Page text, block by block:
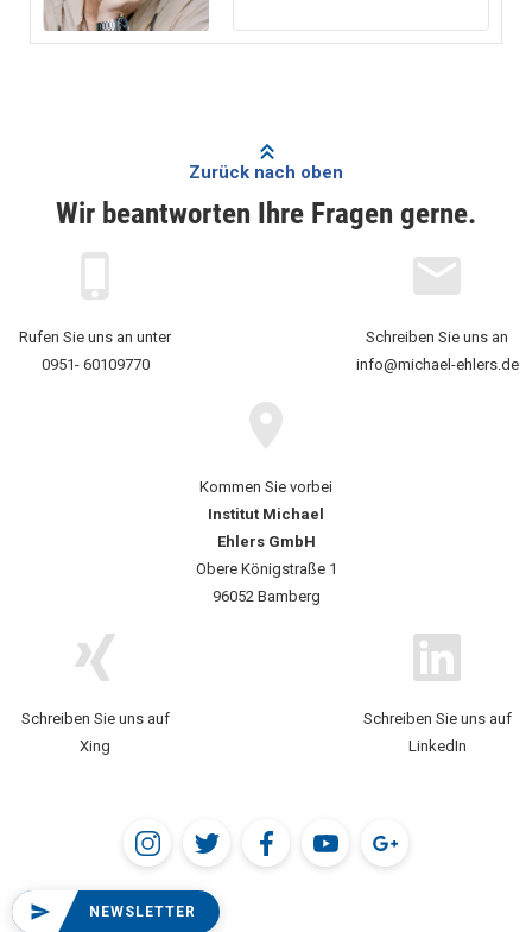
Wir beantworten Ihre Fragen gerne.
Zurück nach oben
Rufen Sie uns an unter
0951- 60109770
Schreiben Sie uns an
info@michael-ehlers.de
Kommen Sie vorbei
Institut Michael
Ehlers GmbH
Obere Königstraße 1
96052 Bamberg
Schreiben Sie uns auf
Xing
Schreiben Sie uns auf
LinkedIn
NEWSLETTER